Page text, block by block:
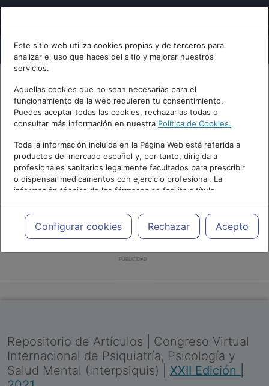
Este sitio web utiliza cookies propias y de terceros para
analizar el uso que haces del sitio y mejorar nuestros
servicios.
Aquellas cookies que no sean necesarias para el
funcionamiento de la web requieren tu consentimiento.
Puedes aceptar todas las cookies, rechazarlas todas o
consultar más información en nuestra Política de Cookies.
Toda la información incluida en la Página Web está referida a
productos del mercado español y, por tanto, dirigida a
profesionales sanitarios legalmente facultados para prescribir
o dispensar medicamentos con ejercicio profesional. La
información técnica de los fármacos se facilita a título
meramente informativo, siendo responsabilidad de los
profesionales facultados prescribir medicamentos y decidir, en
cada caso concreto, el tratamiento más adecuado a las
necesidades del paciente.
Configurar cookies Rechazar Acepto
PUBLICIDAD
Repositorio de Artículos
Congreso Virtual
Internacional de Psiquiatría, Psicología y
Salud Mental (Interpsiquis)
XXII Edición |